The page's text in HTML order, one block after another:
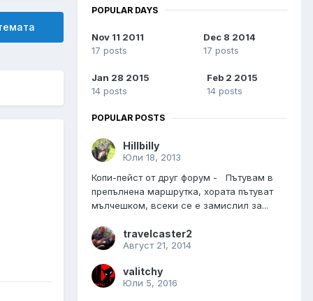
POPULAR DAYS
Nov 11 2011
17 posts
Dec 8 2014
17 posts
Jan 28 2015
14 posts
Feb 2 2015
14 posts
POPULAR POSTS
Hillbilly
Юли 18, 2013
Копи-пейст от друг форум - Пътувам в
препълнена маршрутка, хората пътуват
мълчешком, всеки се е замислил за...
travelcaster2
Август 21, 2014
valitchy
Юли 5, 2016